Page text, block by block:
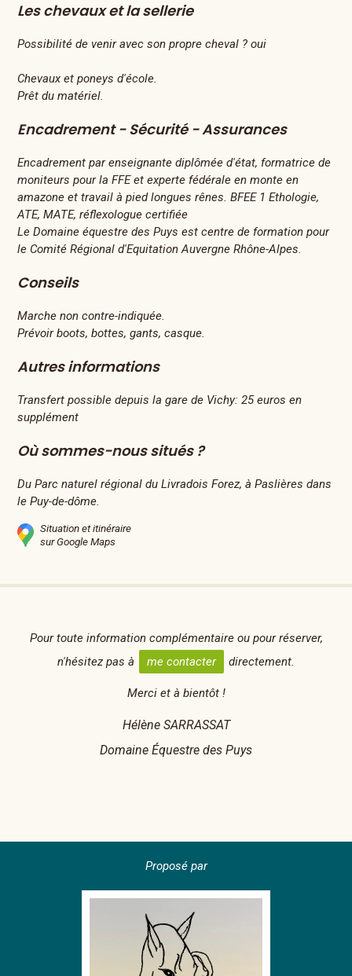
Les chevaux et la sellerie
Possibilité de venir avec son propre cheval ? oui
Chevaux et poneys d'école.
Prêt du matériel.
Encadrement - Sécurité - Assurances
Encadrement par enseignante diplômée d'état, formatrice de
moniteurs pour la FFE et experte fédérale en monte en
amazone et travail à pied longues rênes. BFEE 1 Ethologie,
ATE, MATE, réflexologue certifiée
Le Domaine équestre des Puys est centre de formation pour
le Comité Régional d'Equitation Auvergne Rhône-Alpes.
Conseils
Marche non contre-indiquée.
Prévoir boots, bottes, gants, casque.
Autres informations
Transfert possible depuis la gare de Vichy: 25 euros en
supplément
Où sommes-nous situés ?
Du Parc naturel régional du Livradois Forez, à Paslières dans
le Puy-de-dôme.
Situation et itinéraire
sur Google Maps
Pour toute information complémentaire ou pour réserver,
n'hésitez pas à
me contacter directement.
Merci et à bientôt !
Hélène SARRASSAT
Domaine Équestre des Puys
Proposé par